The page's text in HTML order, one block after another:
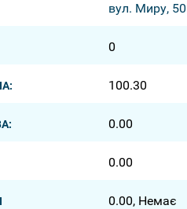
вул. Миру, 50
0
100.30
0.00
0.00
0.00, Немає